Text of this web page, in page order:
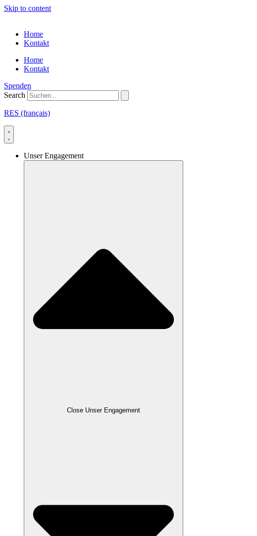
Skip to content
Home
Kontakt
Home
Kontakt
Spenden
Search
RES (français)
Unser Engagement
Close Unser Engagement